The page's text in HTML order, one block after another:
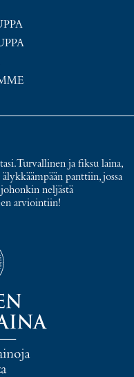
Turvallinen ja fiksu laina,
panttiin, jossa
neljästä
arviointiin!